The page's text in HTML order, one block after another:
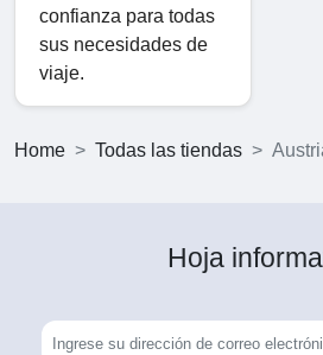
confianza para todas
sus necesidades de
viaje.
Home Todas las tiendas
Hoja